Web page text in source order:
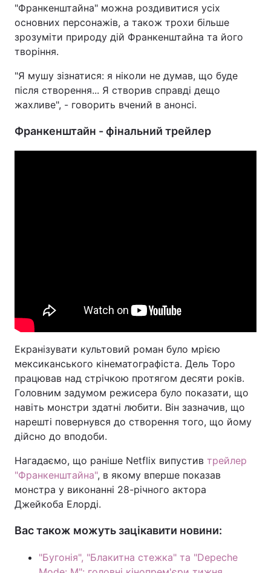
Тема оформлення
"Франкенштайна" можна роздивитися усіх
основних персонажів, а також трохи більше
зрозуміти природу дій Франкенштайна та його
творіння.
"Я мушу зізнатися: я ніколи не думав, що буде
після створення... Я створив справді дещо
жахливе", - говорить вчений в анонсі.
Франкенштайн - фінальний трейлер
Екранізувати культовий роман було мрією
мексиканського кінематографіста. Дель Торо
працював над стрічкою протягом десяти років.
Головним задумом режисера було показати, що
навіть монстри здатні любити. Він зазначив, що
нарешті повернувся до створення того, що йому
дійсно до вподоби.
Нагадаємо, що раніше Netflix випустив трейлер
"Франкенштайна", в якому вперше показав
монстра у виконанні 28-річного актора
Джейкоба Елорді.
Вас також можуть зацікавити новини:
"Бугонія", "Блакитна стежка" та "Depeche